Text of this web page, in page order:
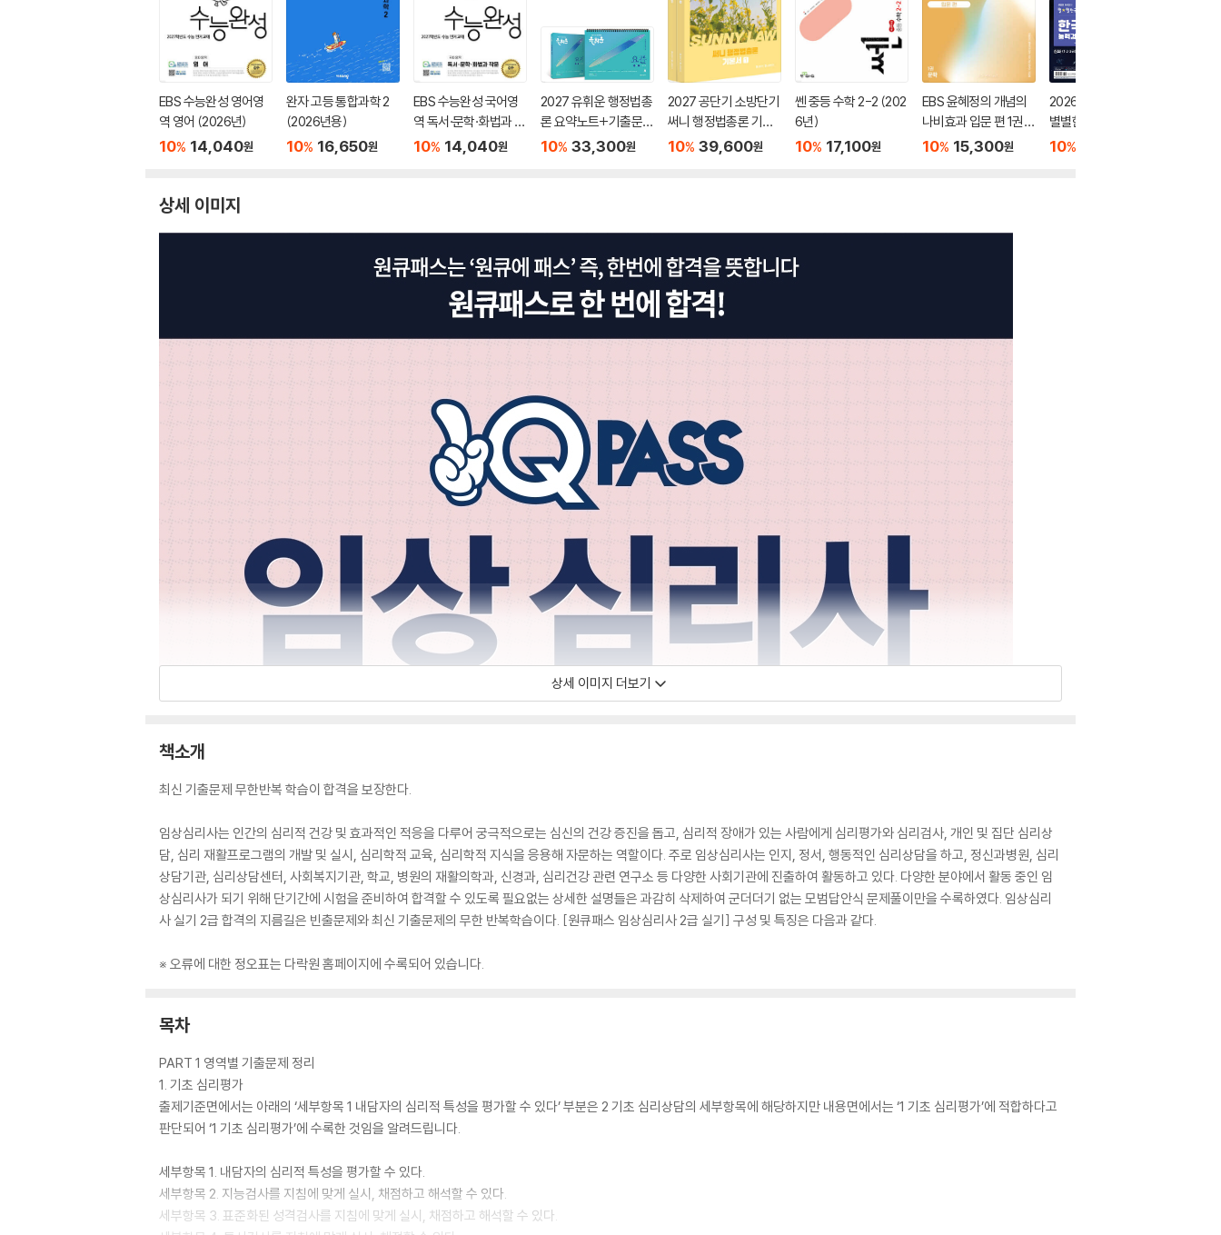
EBS 수능완성 영어영
역 영어 (2026년)
10% 14,040원
완자 고등 통합과학 2
(2026년용)
10% 16,650원
EBS 수능완성 국어영
역 독서·문학·화법과 작
문 (2026년)
10% 14,040원
2027 유휘운 행정법총
론 요약노트+기출문제
(요.플.)
10% 33,300원
2027 공단기 소방단기
써니 행정법총론 기본
서
10% 39,600원
쎈 중등 수학 2-2 (202
6년)
10% 17,100원
EBS 윤혜정의 개념의
나비효과 입문 편 1권
문학 (2026년용)
10% 15,300원
2026 큰별쌤 최태성의
별별한국사 한국사능
력검정시험 심화(1,2,3
10%
상세 이미지
상세 이미지 더보기
책소개
최신 기출문제 무한반복 학습이 합격을 보장한다.
임상심리사는 인간의 심리적 건강 및 효과적인 적응을 다루어 궁극적으로는 심신의 건강 증진을 돕고, 심리적 장애가 있는 사람에게 심리평가와 심리검사, 개인 및 집단 심리상
담, 심리 재활프로그램의 개발 및 실시, 심리학적 교육, 심리학적 지식을 응용해 자문하는 역할이다. 주로 임상심리사는 인지, 정서, 행동적인 심리상담을 하고, 정신과병원, 심리
상담기관, 심리상담센터, 사회복지기관, 학교, 병원의 재활의학과, 신경과, 심리건강 관련 연구소 등 다양한 사회기관에 진출하여 활동하고 있다. 다양한 분야에서 활동 중인 임
상심리사가 되기 위해 단기간에 시험을 준비하여 합격할 수 있도록 필요없는 상세한 설명들은 과감히 삭제하여 군더더기 없는 모범답안식 문제풀이만을 수록하였다. 임상심리
사 실기 2급 합격의 지름길은 빈출문제와 최신 기출문제의 무한 반복학습이다. [원큐패스 임상심리사 2급 실기] 구성 및 특징은 다음과 같다.
※ 오류에 대한 정오표는 다락원 홈페이지에 수록되어 있습니다.
목차
PART 1 영역별 기출문제 정리
1. 기초 심리평가
출제기준면에서는 아래의 ‘세부항목 1 내담자의 심리적 특성을 평가할 수 있다’ 부분은 2 기초 심리상담의 세부항목에 해당하지만 내용면에서는 ‘1 기초 심리평가’에 적합하다고
판단되어 ‘1 기초 심리평가’에 수록한 것임을 알려드립니다.
세부항목 1. 내담자의 심리적 특성을 평가할 수 있다.
세부항목 2. 지능검사를 지침에 맞게 실시, 채점하고 해석할 수 있다.
세부항목 3. 표준화된 성격검사를 지침에 맞게 실시, 채점하고 해석할 수 있다.